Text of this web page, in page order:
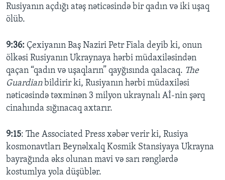
Rusiyanın açdığı atəş nəticəsində bir qadın və iki uşaq
ölüb.
9:36: Çexiyanın Baş Naziri Petr Fiala deyib ki, onun
ölkəsi Rusiyanın Ukraynaya hərbi müdaxiləsindən
qaçan “qadın və uşaqların” qayğısında qalacaq. The
Guardianbildirir ki, Rusiyanın hərbi müdaxiləsi
nəticəsində təxminən 3 milyon ukraynalı Aİ-nin şərq
cinahında sığınacaq axtarır.
9:15: The Associated Press xəbər verir ki, Rusiya
kosmonavtları Beynəlxalq Kosmik Stansiyaya Ukrayna
bayrağında əks olunan mavi və sarı rənglərdə
kostumlya yola düşüblər.